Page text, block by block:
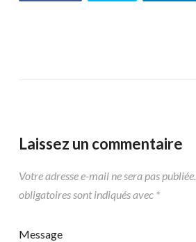
Laissez un commentaire
Votre adresse e-mail ne sera pas publiée.
obligatoires sont indiqués avec *
Message